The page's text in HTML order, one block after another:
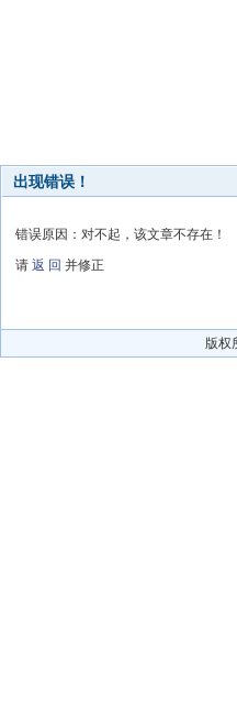
出现错误！
错误原因：对不起，该文章不存在！
请 返 回 并修正
版权